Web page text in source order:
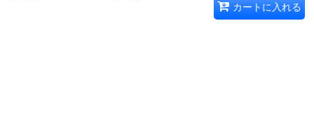
カートに入れる